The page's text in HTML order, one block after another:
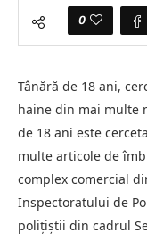
0
Tânără de 18 ani,
haine din mai multe
de 18 ani este
multe articole de
complex comercial
Inspectoratului de
polițiștii din cadrul